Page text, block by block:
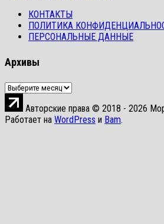
КОНТАКТЫ
ПОЛИТИКА
ПЕРСОНАЛЬНЫЕ ДАННЫЕ
Архивы
Архивы
Авторские права © 2018 - 2026
Работает на WordPress и Bam.